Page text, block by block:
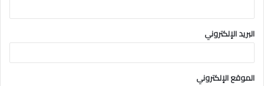
البريد الإلكتروني
الموقع الإلكتروني